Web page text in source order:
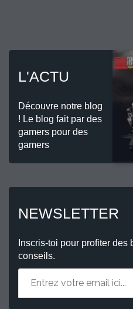
L'ACTU
Découvre notre blog
! Le blog fait par des
gamers pour des
gamers
NEWSLETTER
Inscris-toi pour profiter des
conseils.